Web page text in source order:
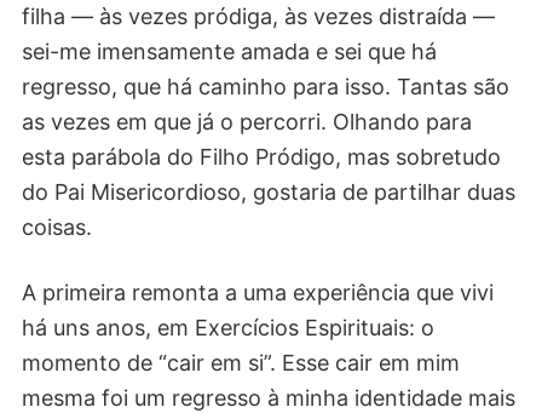
filha — às vezes pródiga, às vezes distraída —
sei-me imensamente amada e sei que há
regresso, que há caminho para isso. Tantas são
as vezes em que já o percorri. Olhando para
esta parábola do Filho Pródigo, mas sobretudo
do Pai Misericordioso, gostaria de partilhar duas
coisas.
A primeira remonta a uma experiência que vivi
há uns anos, em Exercícios Espirituais: o
momento de “cair em si”. Esse cair em mim
mesma foi um regresso à minha identidade mais